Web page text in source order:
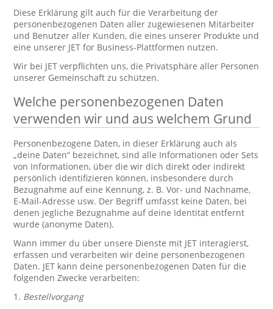
Diese Erklärung gilt auch für die Verarbeitung der
personenbezogenen Daten aller zugewiesenen Mitarbeiter
und Benutzer aller Kunden, die eines unserer Produkte und
eine unserer JET for Business-Plattformen nutzen.
Wir bei JET verpflichten uns, die Privatsphäre aller Personen
unserer Gemeinschaft zu schützen.
Welche personenbezogenen Daten
verwenden wir und aus welchem Grund
Personenbezogene Daten, in dieser Erklärung auch als
„deine Daten“ bezeichnet, sind alle Informationen oder Sets
von Informationen, über die wir dich direkt oder indirekt
persönlich identifizieren können, insbesondere durch
Bezugnahme auf eine Kennung, z. B. Vor- und Nachname,
E-Mail-Adresse usw. Der Begriff umfasst keine Daten, bei
denen jegliche Bezugnahme auf deine Identität entfernt
wurde (anonyme Daten).
Wann immer du über unsere Dienste mit JET interagierst,
erfassen und verarbeiten wir deine personenbezogenen
Daten. JET kann deine personenbezogenen Daten für die
folgenden Zwecke verarbeiten:
1. Bestellvorgang